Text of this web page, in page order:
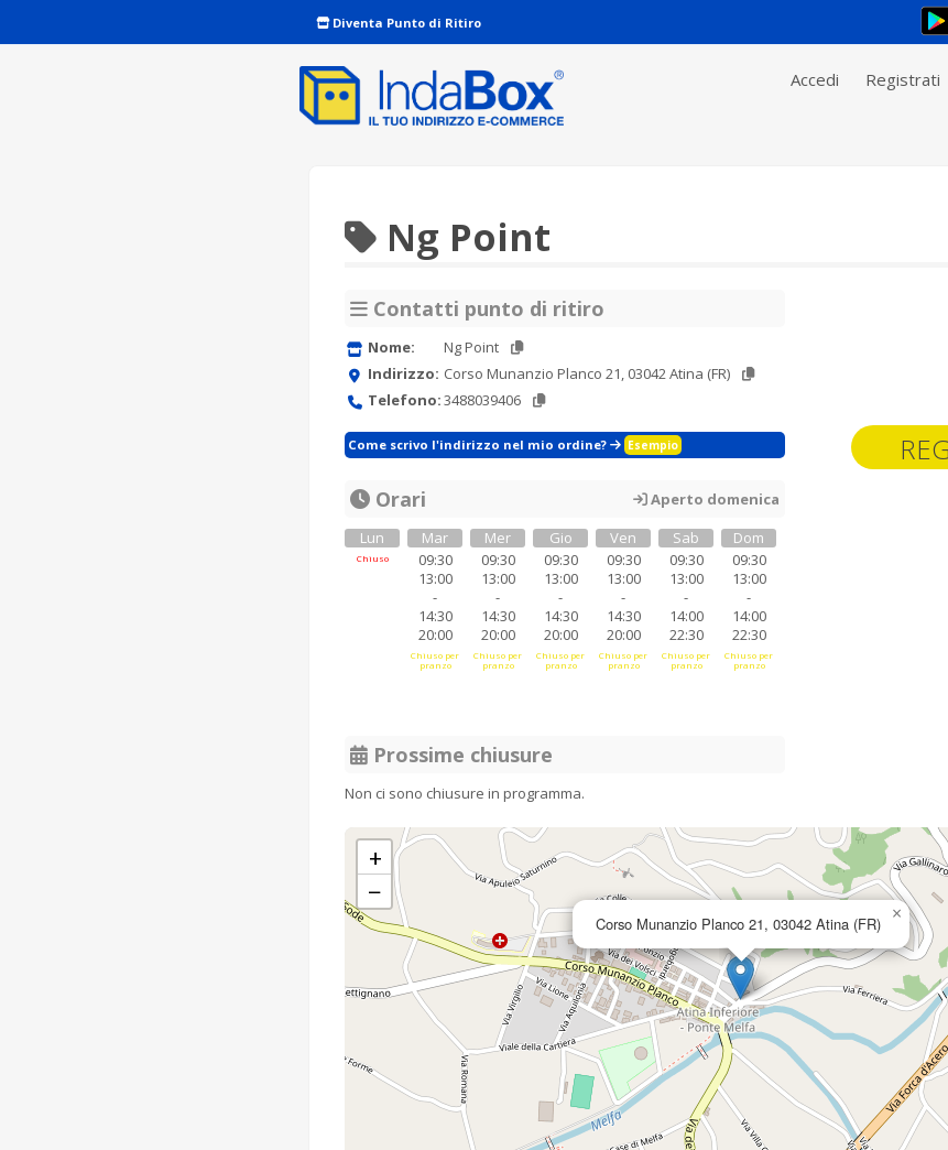
Diventa Punto di Ritiro
Accedi Registrati
Ng Point
Contatti punto di ritiro
Nome:
Ng Point
Indirizzo: Corso Munanzio Planco 21, 03042 Atina (FR)
Telefono:3488039406
Come scrivo l'indirizzo nel mio ordine? Esempio
Orari
Aperto domenica
Lun
Chiuso
Mar
09:30
13:00
-
14:30
20:00
Chiuso per
pranzo
Mer
09:30
13:00
-
14:30
20:00
Chiuso per
pranzo
Gio
09:30
13:00
-
14:30
20:00
Chiuso per
pranzo
Ven
09:30
13:00
-
14:30
20:00
Chiuso per
pranzo
Sab
09:30
13:00
-
14:00
22:30
Chiuso per
pranzo
Dom
09:30
13:00
-
14:00
22:30
Chiuso per
pranzo
Prossime chiusure
Non ci sono chiusure in programma.
Corso Munanzio Planco 21, 03042 Atina (FR) ×
+
−